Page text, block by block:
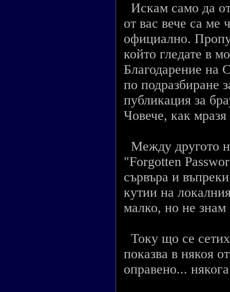
Искам само да
от вас вече са ме
официално.
който гледате в
Благодарение на
по подразбиране
публикация за
Човече, как
Между другото
"Forgotten
сървъра и
кутии на
малко, но не
Току що се
показва в някоя
оправено...